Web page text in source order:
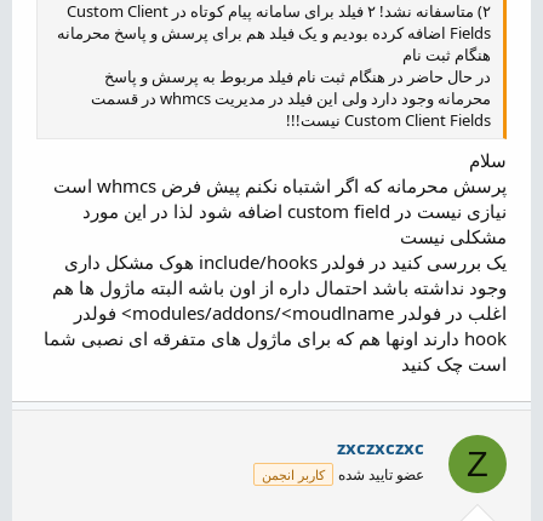
۲) متاسفانه نشد! ۲ فیلد برای سامانه پیام کوتاه در Custom Client
Fields اضافه کرده بودیم و یک فیلد هم برای پرسش و پاسخ محرمانه
هنگام ثبت نام
در حال حاضر در هنگام ثبت نام فیلد مربوط به پرسش و پاسخ
محرمانه وجود دارد ولی این فیلد در مدیریت whmcs‌ در قسمت
Custom Client Fields نیست!!!
سلام
پرسش محرمانه که اگر اشتباه نکنم پیش فرض whmcs است
نیازی نیست در custom field اضافه شود لذا در این مورد
مشکلی نیست
یک بررسی کنید در فولدر include/hooks هوک مشکل داری
وجود نداشته باشد احتمال داره از اون باشه البته ماژول ها هم
اغلب در فولدر modules/addons/<moudlname> فولدر
hook دارند اونها هم که برای ماژول های متفرقه ای نصبی شما
است چک کنید
Z
zxczxczxc
عضو تایید شده کاربر انجمن